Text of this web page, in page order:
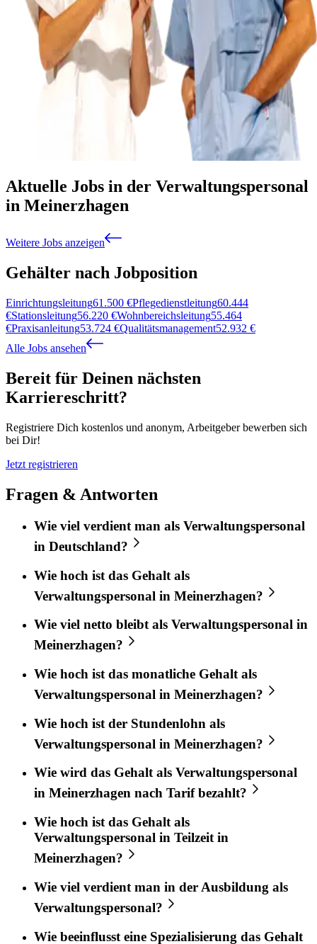
Aktuelle Jobs in der Verwaltungspersonal
in Meinerzhagen
Weitere Jobs anzeigen
Gehälter nach Jobposition
Einrichtungsleitung61.500 €Pflegedienstleitung60.444
€Stationsleitung56.220 €Wohnbereichsleitung55.464
€Praxisanleitung53.724 €Qualitätsmanagement52.932 €
Alle Jobs ansehen
Bereit für Deinen nächsten
Karriereschritt?
Registriere Dich kostenlos und anonym, Arbeitgeber bewerben sich
bei Dir!
Jetzt registrieren
Fragen & Antworten
Wie viel verdient man als Verwaltungspersonal
in Deutschland?
Wie hoch ist das Gehalt als
Verwaltungspersonal in Meinerzhagen?
Wie viel netto bleibt als Verwaltungspersonal in
Meinerzhagen?
Wie hoch ist das monatliche Gehalt als
Verwaltungspersonal in Meinerzhagen?
Wie hoch ist der Stundenlohn als
Verwaltungspersonal in Meinerzhagen?
Wie wird das Gehalt als Verwaltungspersonal
in Meinerzhagen nach Tarif bezahlt?
Wie hoch ist das Gehalt als
Verwaltungspersonal in Teilzeit in
Meinerzhagen?
Wie viel verdient man in der Ausbildung als
Verwaltungspersonal?
Wie beeinflusst eine Spezialisierung das Gehalt